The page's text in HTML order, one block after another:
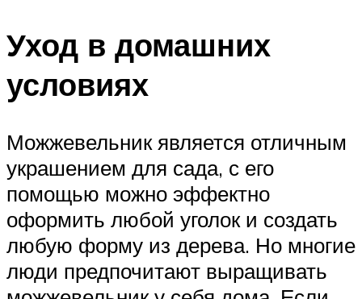
Уход в домашних
условиях
Можжевельник является отличным
украшением для сада, с его
помощью можно эффектно
оформить любой уголок и создать
любую форму из дерева. Но многие
люди предпочитают выращивать